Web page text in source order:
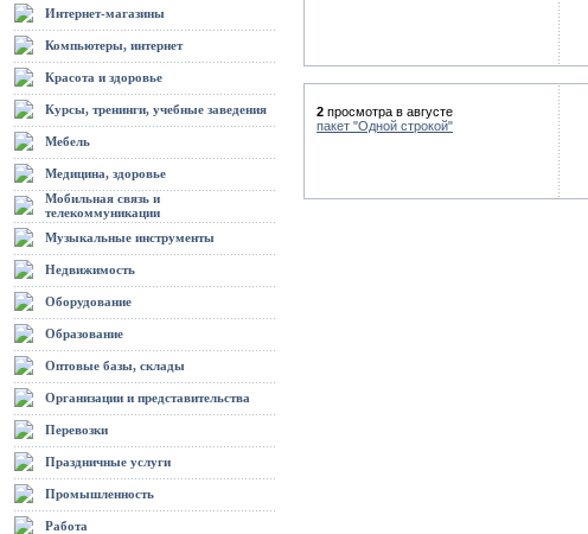
Интернет-магазины
Компьютеры, интернет
Красота и здоровье
Курсы, тренинги, учебные заведения
Мебель
Медицина, здоровье
Мобильная связь и
телекоммуникации
Музыкальные инструменты
Недвижимость
Оборудование
Образование
Оптовые базы, склады
Организации и представительства
Перевозки
Праздничные услуги
Промышленность
Работа
2 просмотра в августе
пакет "Одной строкой"